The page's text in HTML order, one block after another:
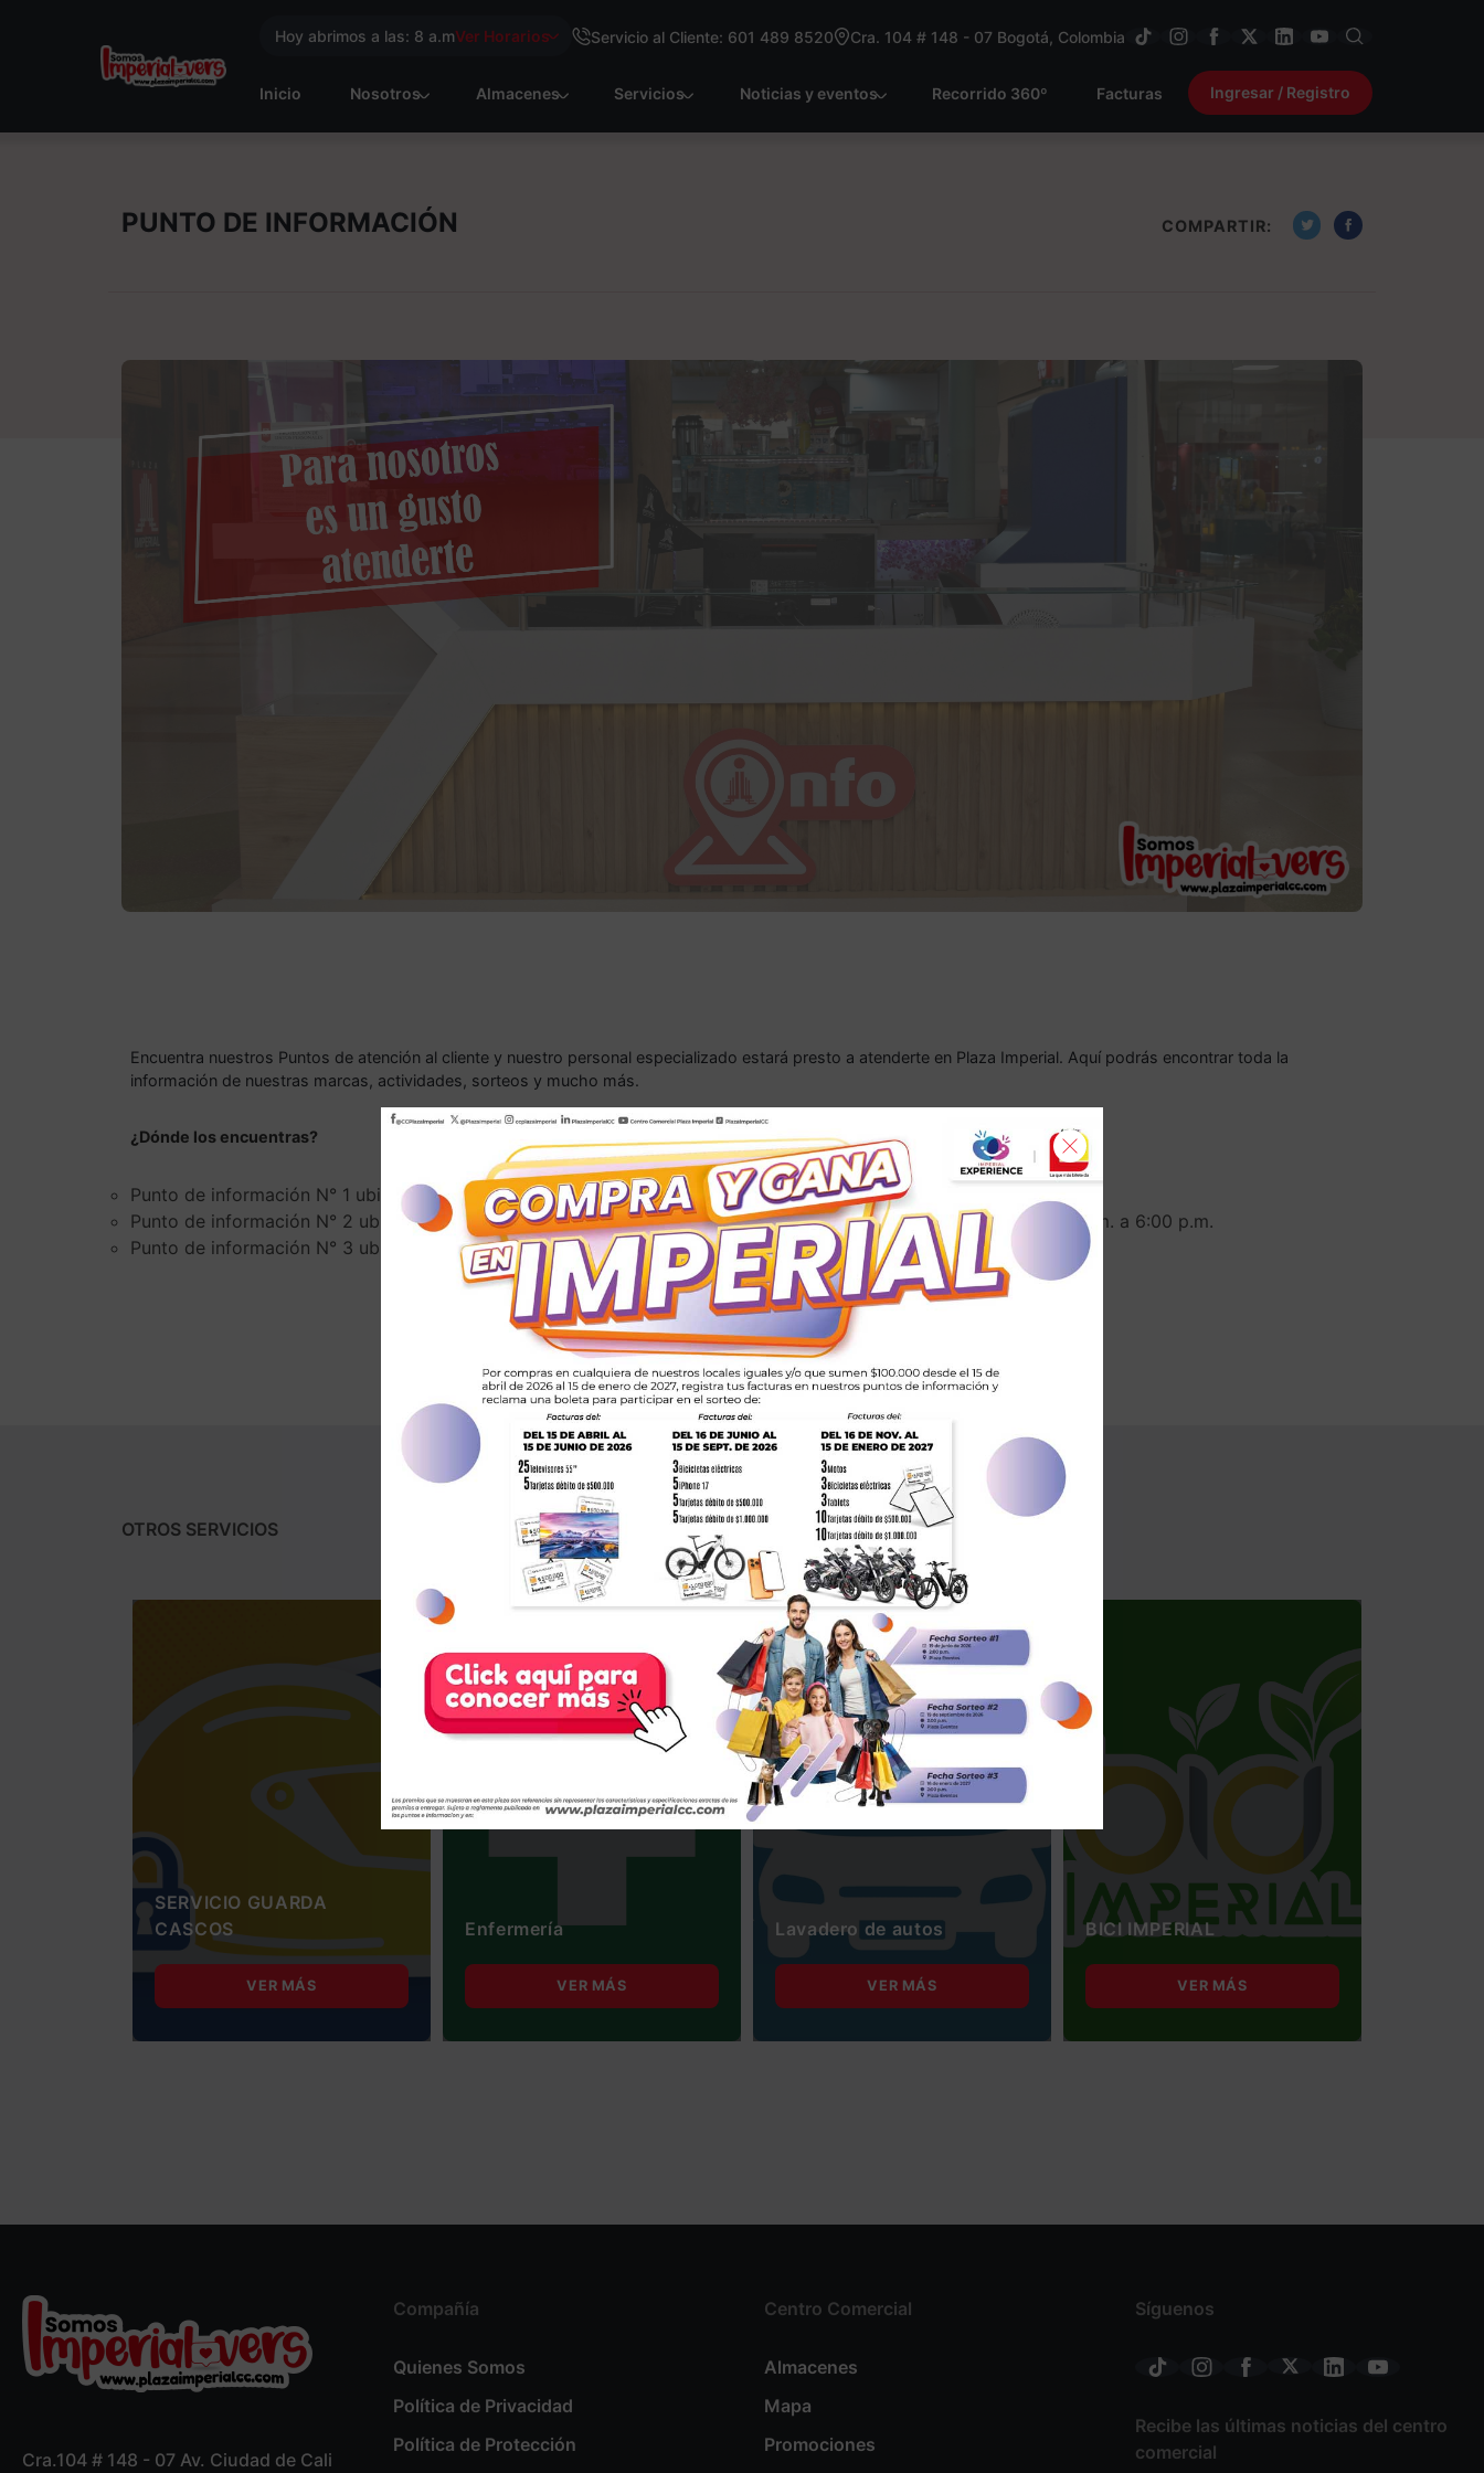
Hoy abrimos a las: 8 a.mVer Horarios Servicio al Cliente: 601 489 8520 Cra. 104 # 148 - 07 Bogotá, Colombia
Inicio Nosotros Almacenes Servicios Noticias y eventos Recorrido 360º Facturas Ingresar / Registro
PUNTO DE INFORMACIÓN COMPARTIR:
Encuentra nuestros Puntos de atención al cliente y nuestro personal especializado estará presto a atenderte en Plaza Imperial. Aquí podrás encontrar toda la
información de nuestras marcas, actividades, sorteos y mucho más.
¿Dónde los encuentras?
Punto de información N° 1 ubicado en el primer piso frente al ascensor panorámico de 9:00 a.m. a 9:00 p.m.
Punto de información N° 2 ubicado en el segundo piso frente a los restaurantes mantel de Plaza Eventos de 12:00 m. a 6:00 p.m.
Punto de información N° 3 ubicado en el primer piso frente a Davivienda de 11:00 a.m. a 8:00 p.m.
OTROS SERVICIOS
SERVICIO GUARDA
CASCOS
VER MÁS
Enfermería
VER MÁS
Lavadero de autos
VER MÁS
BICI IMPERIAL
VER MÁS
Cra.104 # 148 - 07 Av. Ciudad de Cali
Compañía
Quienes Somos
Política de Privacidad
Política de Protección
Centro Comercial
Almacenes
Mapa
Promociones
Síguenos
Recibe las últimas noticias del centro
comercial